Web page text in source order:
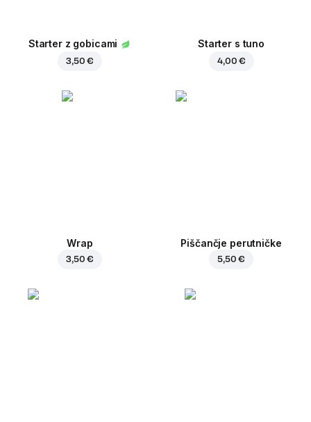
Starter z gobicami
3,50 €
Starter s tuno
4,00 €
Wrap
3,50 €
Piščančje perutničke
5,50 €